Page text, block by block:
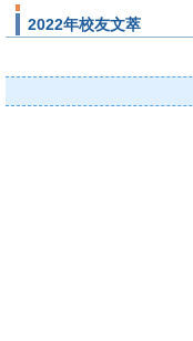
2022年校友文萃